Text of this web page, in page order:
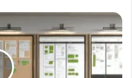
ما
هو
استخدامات
تريلو
(Trello)؟